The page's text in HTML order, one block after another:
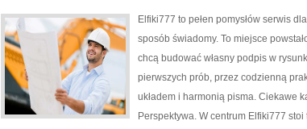
Elfiki777 to pełen pomysłów serwis
sposób świadomy. To miejsce
chcą budować własny podpis w
pierwszych prób, przez codzienną
układem i harmonią pisma. Ciekawe
Perspektywa. W centrum Elfiki777